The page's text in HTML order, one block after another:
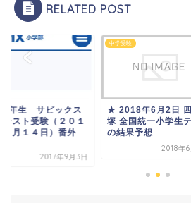
RELATED POST
年6月2日 四谷大
国統一小学生テスト
果予想
中学受験
★渋谷教育学園 渋
龍祭2018に行って
（２０１８年９月...
2018年